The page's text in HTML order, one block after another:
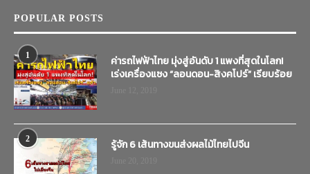
POPULAR POSTS
1
ค่ารถไฟฟ้าไทย มุ่งสู่อันดับ 1 แพงที่สุดในโลก!
เร่งเครื่องแซง “ลอนดอน-สิงคโปร์” เรียบร้อย
2 รู้จัก 6 เส้นทางขนส่งผลไม้ไทยไปจีน